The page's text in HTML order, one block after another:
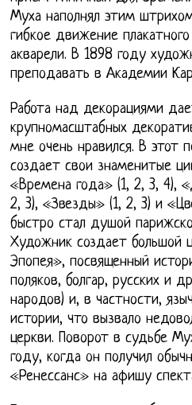
Муха наполнял этим
гибкое движение
акварели. В 1898 году
преподавать в Академии
Работа над декорациями
крупномасштабных
мне очень нравился. В этот
создает свои знаменитые
«Времена года» (1, 2, 3, 4),
2, 3), «Звезды» (1, 2, 3) и
быстро стал душой
Художник создает большой
Эпопея», посвященный
поляков, болгар, русских и
народов) и, в частности,
истории, что вызвало
церкви. Поворот в судьбе
году, когда он получил
«Ренессанс» на афишу